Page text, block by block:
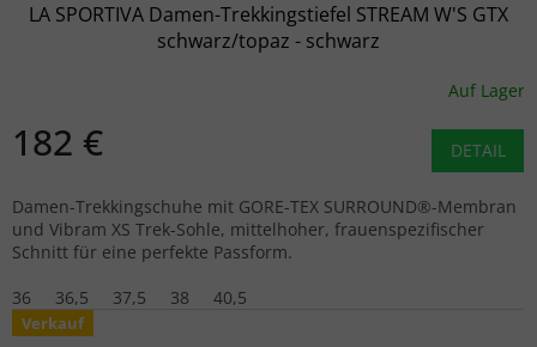
LA SPORTIVA Damen-Trekkingstiefel STREAM W'S GTX
schwarz/topaz - schwarz
Auf Lager
182 € DETAIL
Damen-Trekkingschuhe mit GORE-TEX SURROUND®-Membran
und Vibram XS Trek-Sohle, mittelhoher, frauenspezifischer
Schnitt für eine perfekte Passform.
36
36,5 37,5 38 40,5
Verkauf